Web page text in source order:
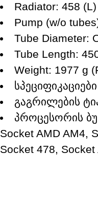
Radiator: 458
Pump (w/o
Tube Diameter:
Tube Length:
Weight: 1977 g
სპეციფიკაციები
გაგრილების
პროცესორის
Socket AMD AM4,
Socket 478, Socket